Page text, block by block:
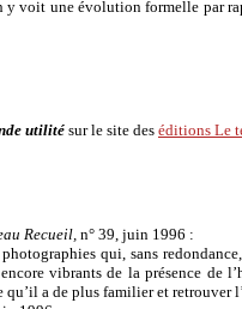
y voit une évolution formelle par
utilité sur le site des éditions Le
Recueil, n° 39, juin 1996 :
qui, sans
vibrants de la présence
a de plus familier et retrouver